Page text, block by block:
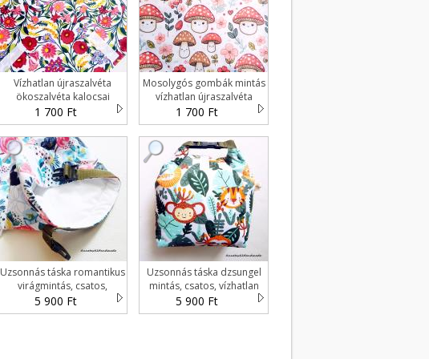
Vízhatlan újraszalvéta
ökoszalvéta kalocsai
1 700 Ft
Mosolygós gombák mintás
vízhatlan újraszalvéta
ökoszalvéta
1 700 Ft
Uzsonnás táska romantikus
virágmintás, csatos,
vízhatlan béléssel - Tuck-
Bag
5 900 Ft
Uzsonnás táska dzsungel
mintás, csatos, vízhatlan
béléssel - Tuck-Bag
5 900 Ft